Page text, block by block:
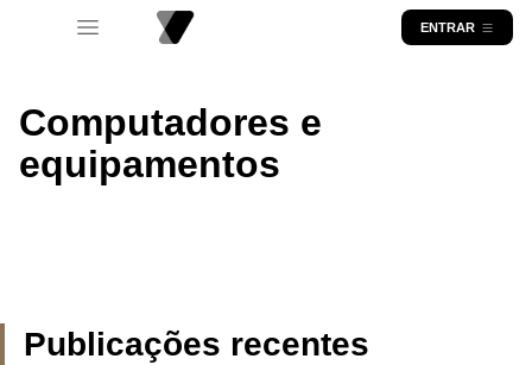
ENTRAR
Computadores e
equipamentos
Publicações recentes